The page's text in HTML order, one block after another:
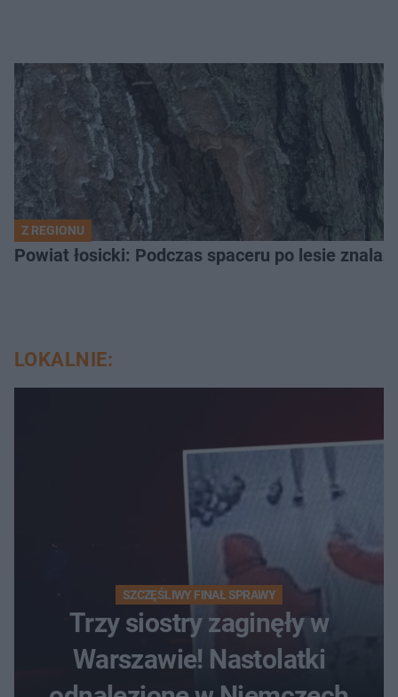
Z REGIONU
LOKALNIE:
SZCZĘŚLIWY FINAŁ SPRAWY
Trzy siostry zaginęły w
Warszawie! Nastolatki